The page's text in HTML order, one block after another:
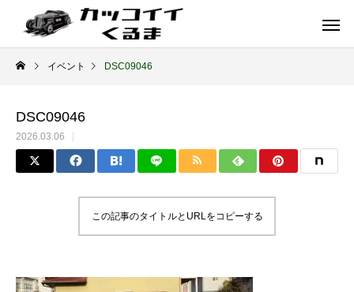
イベント DSC09046
DSC09046
2026.03.06
この記事のタイトルとURLをコピーする